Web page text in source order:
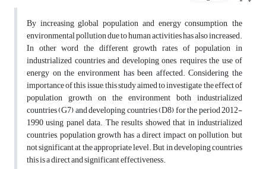
By increasing global population and energy consumption, the
environmental pollution due to human activities has also increased.
In other word the different growth rates of population in
industrialized countries and developing ones, requires the use of
energy on the environment has been affected. Considering the
importance of this issue, this study aimed to investigate the effect of
population growth on the environment both industrialized
countries (G7) and developing countries (D8) for the period 2012-
1990 using panel data. The results showed that in industrialized
countries, population growth has a direct impact on pollution, but
not significant at the appropriate level. But in developing countries
this is a direct and significant effectiveness.